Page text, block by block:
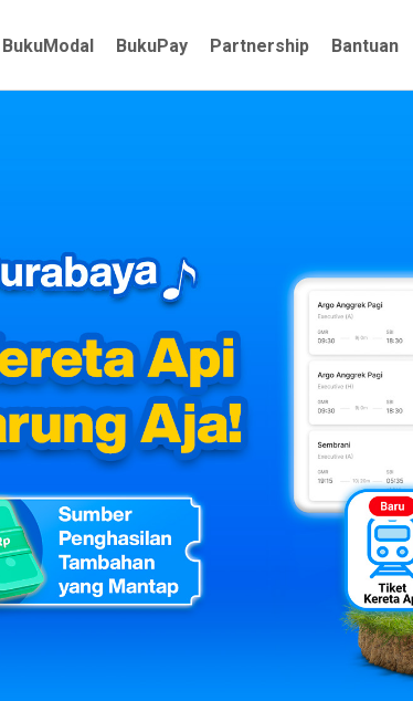
BukuModal BukuPay Partnership Bantuan